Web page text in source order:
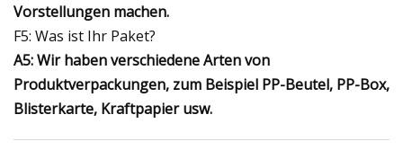
Vorstellungen machen.
F5: Was ist Ihr Paket?
A5: Wir haben verschiedene Arten von
Produktverpackungen, zum Beispiel PP-Beutel, PP-Box,
Blisterkarte, Kraftpapier usw.